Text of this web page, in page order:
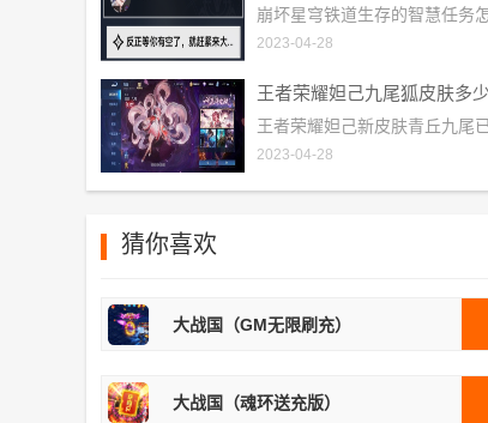
2023-04-28
2023-04-28
猜你喜欢
大战国（GM无限刷充）
大战国（魂环送充版）